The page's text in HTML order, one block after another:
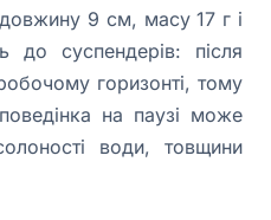
9 см, масу 17 г і
до суспендерів: після
горизонті, тому
на паузі може
води, товщини